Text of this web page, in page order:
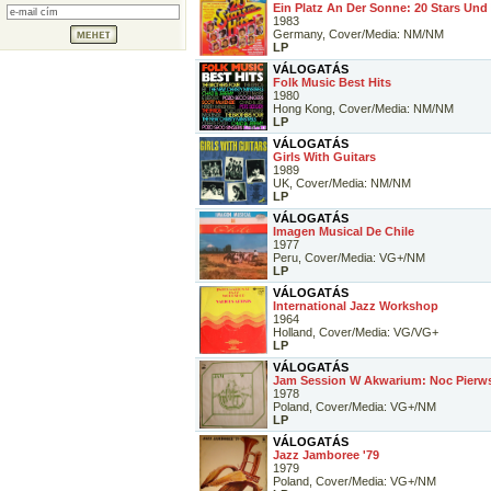
Ein Platz An Der Sonne: 20 Stars Und
1983
Germany, Cover/Media: NM/NM
LP
VÁLOGATÁS
Folk Music Best Hits
1980
Hong Kong, Cover/Media: NM/NM
LP
VÁLOGATÁS
Girls With Guitars
1989
UK, Cover/Media: NM/NM
LP
VÁLOGATÁS
Imagen Musical De Chile
1977
Peru, Cover/Media: VG+/NM
LP
VÁLOGATÁS
International Jazz Workshop
1964
Holland, Cover/Media: VG/VG+
LP
VÁLOGATÁS
Jam Session W Akwarium: Noc
1978
Poland, Cover/Media: VG+/NM
LP
VÁLOGATÁS
Jazz Jamboree '79
1979
Poland, Cover/Media: VG+/NM